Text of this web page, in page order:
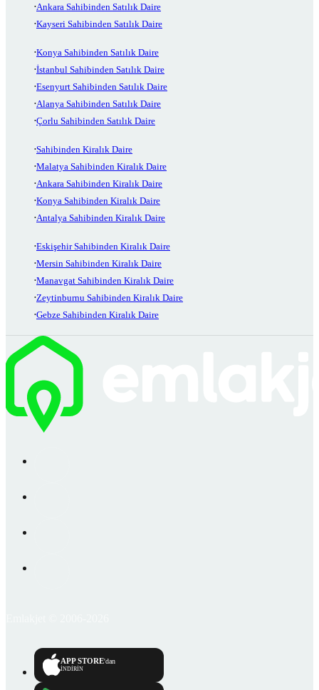
Ankara Sahibinden Satılık Daire
Kayseri Sahibinden Satılık Daire
Konya Sahibinden Satılık Daire
İstanbul Sahibinden Satılık Daire
Esenyurt Sahibinden Satılık Daire
Alanya Sahibinden Satılık Daire
Çorlu Sahibinden Satılık Daire
Sahibinden Kiralık Daire
Malatya Sahibinden Kiralık Daire
Ankara Sahibinden Kiralık Daire
Konya Sahibinden Kiralık Daire
Antalya Sahibinden Kiralık Daire
Eskişehir Sahibinden Kiralık Daire
Mersin Sahibinden Kiralık Daire
Manavgat Sahibinden Kiralık Daire
Zeytinburnu Sahibinden Kiralık Daire
Gebze Sahibinden Kiralık Daire
APP STORE'dan
İNDİRİN